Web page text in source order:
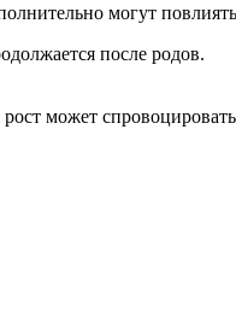
могут
после родов.
может